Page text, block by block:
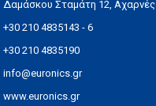
Δαμάσκου Σταμάτη 12, Αχαρνές
+30 210 4835143 - 6
+30 210 4835190
info@euronics.gr
www.euronics.gr